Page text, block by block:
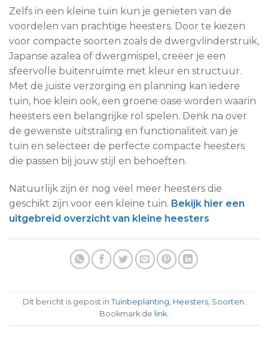
Zelfs in een kleine tuin kun je genieten van de
voordelen van prachtige heesters. Door te kiezen
voor compacte soorten zoals de dwergvlinderstruik,
Japanse azalea of dwergmispel, creëer je een
sfeervolle buitenruimte met kleur en structuur.
Met de juiste verzorging en planning kan iedere
tuin, hoe klein ook, een groene oase worden waarin
heesters een belangrijke rol spelen. Denk na over
de gewenste uitstraling en functionaliteit van je
tuin en selecteer de perfecte compacte heesters
die passen bij jouw stijl en behoeften.
Natuurlijk zijn er nog veel meer heesters die
geschikt zijn voor een kleine tuin. Bekijk hier een
uitgebreid overzicht van kleine heesters
Dit bericht is gepost in Tuinbeplanting Heesters, Soorten
Bookmark de link